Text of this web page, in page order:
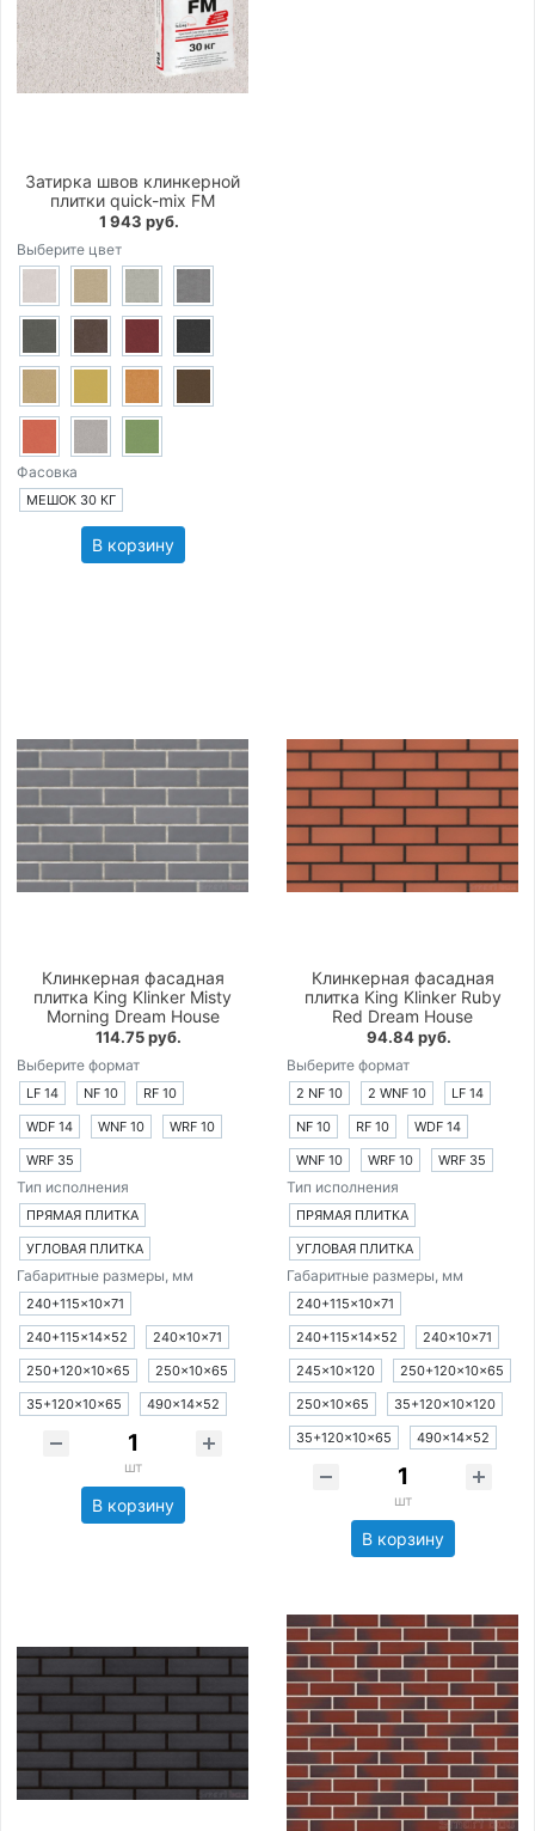
Затирка швов клинкерной
плитки quick-mix FM
1 943 руб.
Выберите цвет
Фасовка
МЕШОК 30 КГ
В корзину
Клинкерная фасадная
плитка King Klinker Misty
Morning Dream House
114.75 руб.
Выберите формат
LF 14 NF 10
RF 10
WDF 14
WNF 10
WRF 10
WRF 35
Тип исполнения
ПРЯМАЯ ПЛИТКА
УГЛОВАЯ ПЛИТКА
Габаритные размеры, мм
240+115×10×71
240+115×14×52
240×10×71
250+120×10×65
250×10×65
35+120×10×65
490×14×52
шт
В корзину
Клинкерная фасадная
плитка King Klinker Ruby
Red Dream House
94.84 руб.
Выберите формат
2 NF 10 2 WNF 10
LF 14
NF 10
RF 10
WDF 14
WNF 10
WRF 10 WRF 35
Тип исполнения
ПРЯМАЯ ПЛИТКА
УГЛОВАЯ ПЛИТКА
Габаритные размеры, мм
240+115×10×71
240+115×14×52
240×10×71
245×10×120
250+120×10×65
250×10×65
35+120×10×120
35+120×10×65
490×14×52
шт
В корзину